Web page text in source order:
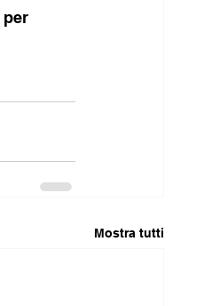
per
Mostra tutti